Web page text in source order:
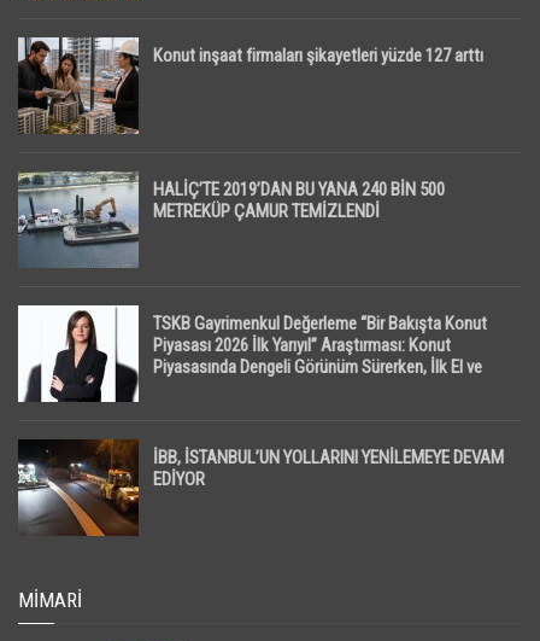
Konut inşaat firmaları şikayetleri yüzde 127 arttı
HALİÇ’TE 2019’DAN BU YANA 240 BİN 500
METREKÜP ÇAMUR TEMİZLENDİ
TSKB Gayrimenkul Değerleme “Bir Bakışta Konut
Piyasası 2026 İlk Yarıyıl” Araştırması: Konut
Piyasasında Dengeli Görünüm Sürerken, İlk El ve
İBB, İSTANBUL’UN YOLLARINI YENİLEMEYE DEVAM
EDİYOR
MIMARI